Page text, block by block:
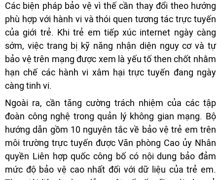
Các biện pháp bảo vệ vì thế cần thay đổi theo hướng
phù hợp với hành vi và thói quen tương tác trực tuyến
của giới trẻ. Khi trẻ em tiếp xúc internet ngày càng
sớm, việc trang bị kỹ năng nhận diện nguy cơ và tự
bảo vệ trên mạng được xem là yếu tố then chốt nhằm
hạn chế các hành vi xâm hại trực tuyến đang ngày
càng tinh vi.
Ngoài ra, cần tăng cường trách nhiệm của các tập
đoàn công nghệ trong quản lý không gian mạng. Bộ
hướng dẫn gồm 10 nguyên tắc về bảo vệ trẻ em trên
môi trường trực tuyến được Văn phòng Cao ủy Nhân
quyền Liên hợp quốc công bố có nội dung bảo đảm
mức độ bảo vệ cao nhất đối với dữ liệu của trẻ em.